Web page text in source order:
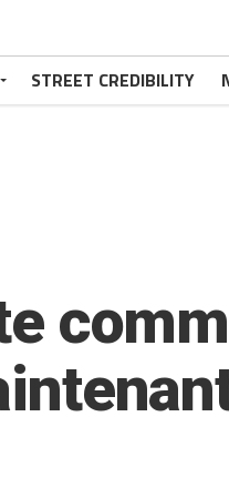
STREET CREDIBILITY